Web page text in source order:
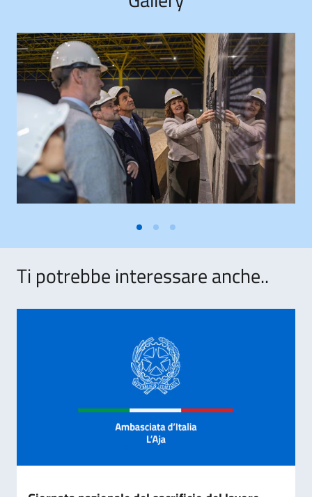
Ti potrebbe interessare anche..